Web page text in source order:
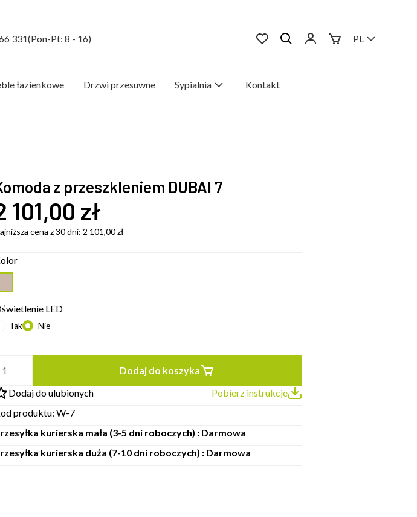
331(Pon-Pt: 8 - 16) PL
łazienkowe Drzwi przesuwne Sypialnia Kontakt
z przeszkleniem DUBAI 7
101,00 zł
cena z 30 dni: 2 101,00zł
LED
Tak Nie
Dodaj do koszyka
Dodaj do ulubionych
Pobierz instrukcje
produktu: W-7
kurierska mała (3-5 dni roboczych) : Darmowa
kurierska duża (7-10 dni roboczych) : Darmowa